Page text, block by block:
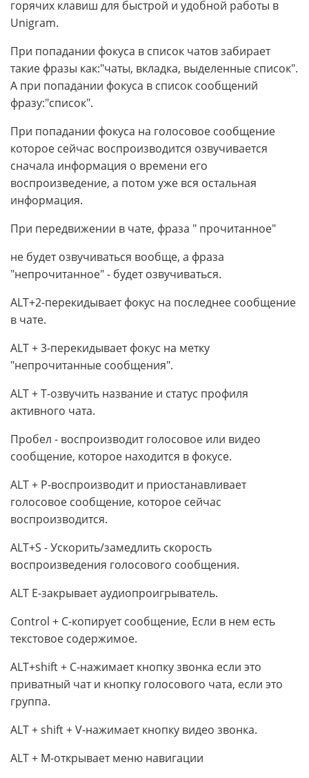
горячих клавиш для быстрой и удобной работы в
Unigram.
При попадании фокуса в список чатов забирает
такие фразы как:"чаты, вкладка, выделенные список".
А при попадании фокуса в список сообщений
фразу:"список".
При попадании фокуса на голосовое сообщение
которое сейчас воспроизводится озвучивается
сначала информация о времени его
воспроизведение, а потом уже вся остальная
информация.
При передвижении в чате, фраза " прочитанное"
не будет озвучиваться вообще, а фраза
"непрочитанное" - будет озвучиваться.
ALT+2-перекидывает фокус на последнее сообщение
в чате.
ALT + 3-перекидывает фокус на метку
"непрочитанные сообщения".
ALT + T-озвучить название и статус профиля
активного чата.
Пробел - воспроизводит голосовое или видео
сообщение, которое находится в фокусе.
ALT + P-воспроизводит и приостанавливает
голосовое сообщение, которое сейчас
воспроизводится.
ALT+S - Ускорить/замедлить скорость
воспроизведения голосового сообщения.
ALT E-закрывает аудиопроигрыватель.
Control + C-копирует сообщение, Если в нем есть
текстовое содержимое.
ALT+shift + C-нажимает кнопку звонка если это
приватный чат и кнопку голосового чата, если это
группа.
ALT + shift + V-нажимает кнопку видео звонка.
ALT + M-открывает меню навигации